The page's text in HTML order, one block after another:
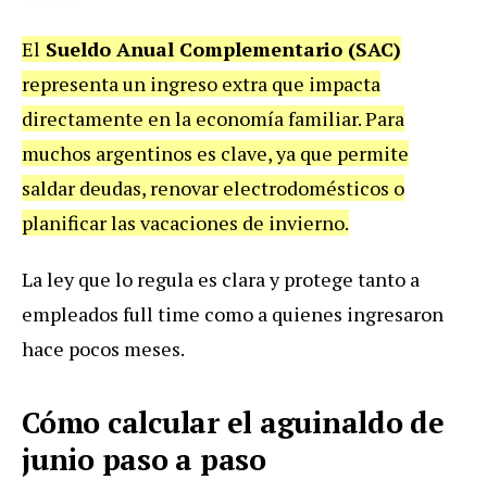
El Sueldo Anual Complementario (SAC)
representa un ingreso extra que impacta
directamente en la economía familiar. Para
muchos argentinos es clave, ya que permite
saldar deudas, renovar electrodomésticos o
planificar las vacaciones de invierno.
La ley que lo regula es clara y protege tanto a
empleados full time como a quienes ingresaron
hace pocos meses.
Cómo calcular el aguinaldo de
junio paso a paso